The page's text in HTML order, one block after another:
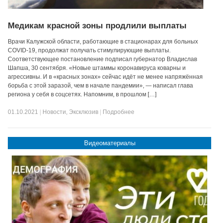
Медикам красной зоны продлили выплаты
Врачи Калужской области, работающие в стационарах для больных
COVID-19, продолжат получать стимулирующие выплаты.
Соответствующее постановление подписал губернатор Владислав
Шапша, 30 сентября. «Новые штаммы коронавируса коварны и
агрессивны. И в «красных зонах» сейчас идёт не менее напряжённая
борьба с этой заразой, чем в начале пандемии», — написал глава
региона у себя в соцсетях. Напомним, в прошлом […]
01.10.2021 Новости, Эксклюзив Подробнее
Видеоматериалы